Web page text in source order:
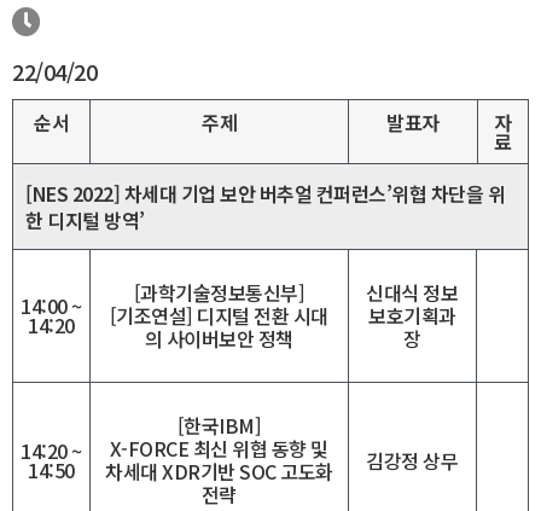
22/04/20
순서 주제 발표자 자
료
[NES 2022] 차세대 기업 보안 버추얼 컨퍼런스’위협 차단을 위
한 디지털 방역’
14:00 ~
14:20
[과학기술정보통신부]
[기조연설] 디지털 전환 시대
의 사이버보안 정책
신대식 정보
보호기획과
장
14:20 ~
14:50
[한국IBM]
X-FORCE 최신 위협 동향 및
차세대 XDR기반 SOC 고도화
전략
김강정 상무